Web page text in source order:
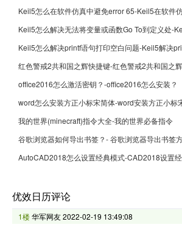
红色警戒2共和国之辉快捷键-红色警戒2共和国之
office2016怎么激活密钥？-office2016怎么安装？
word怎么安装方正小标宋简体-word安装方正小标
我的世界(minecraft)指令大全-我的世界必备指令
谷歌浏览器如何导出书签？- 谷歌浏览器导出书签
AutoCAD2018怎么设置经典模式-CAD2018设置
优效日历评论
1楼华军网友2022-02-19 13:49:08